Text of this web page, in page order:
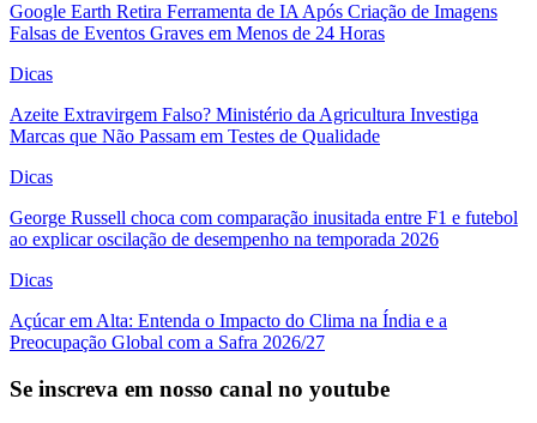
Google Earth Retira Ferramenta de IA Após Criação de Imagens
Falsas de Eventos Graves em Menos de 24 Horas
Dicas
Azeite Extravirgem Falso? Ministério da Agricultura Investiga
Marcas que Não Passam em Testes de Qualidade
Dicas
George Russell choca com comparação inusitada entre F1 e futebol
ao explicar oscilação de desempenho na temporada 2026
Dicas
Açúcar em Alta: Entenda o Impacto do Clima na Índia e a
Preocupação Global com a Safra 2026/27
Se inscreva em nosso canal no youtube